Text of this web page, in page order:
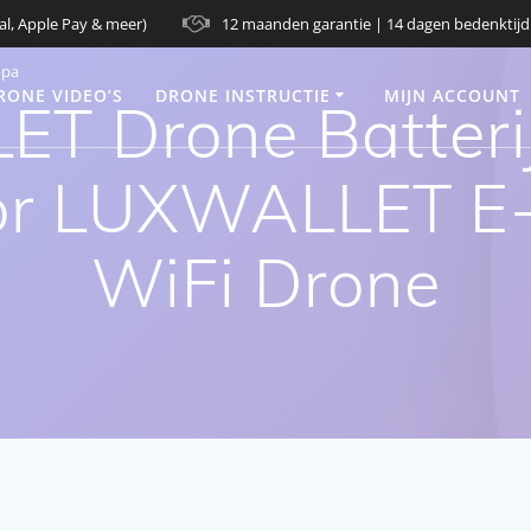
Apple Pay & meer) 12 maanden garantie | 14 dagen bedenktijd
VIDEO’S DRONE INSTRUCTIE MIJN ACCOUNT
Drone
LUXWALLET
WiFi Drone